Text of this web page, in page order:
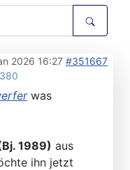
2026 16:27 #351667
was
1989) aus
ihn jetzt